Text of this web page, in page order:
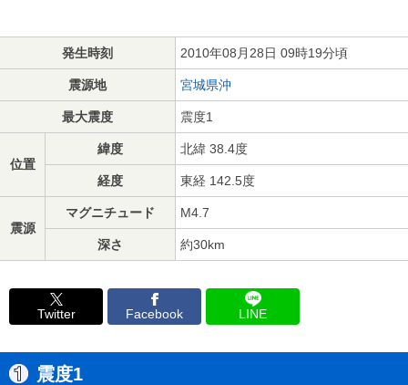
発生時刻 2010年08月28日 09時19分頃
震源地 宮城県沖
最大震度 震度1
位置
緯度 北緯 38.4度
経度 東経 142.5度
震源
マグニチュード M4.7
深さ 約30km
Twitter Facebook LINE
震度1